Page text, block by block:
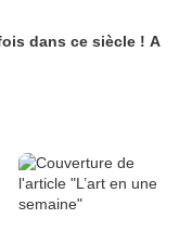
dans ce siècle ! A